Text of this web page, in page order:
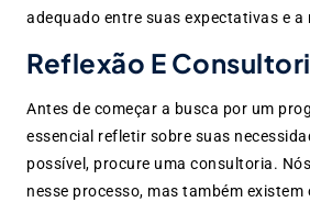
adequado entre suas expectativas e a
Reflexão E
Antes de começar a busca por um
essencial refletir sobre suas
possível, procure uma consultoria.
nesse processo, mas também